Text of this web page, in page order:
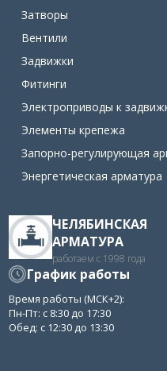
Затворы
Вентили
Задвижки
Фитинги
Электроприводы к
Элементы крепежа
Запорно-регулирующая
Энергетическая арматура
ЧЕЛЯБИНСКАЯ
АРМАТУРА
работаем с 1998 года
График работы
Время работы (МСК+2):
Пн-Пт: с 8:30 до 17:30
Обед: с 12:30 до 13:30